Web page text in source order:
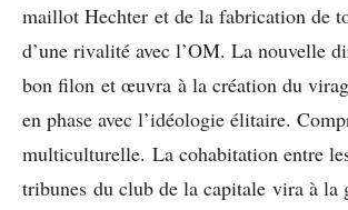
maillot Hechter et de la fabrication de
d’une rivalité avec l’OM. La nouvelle
bon filon et œuvra à la création du
en phase avec l’idéologie élitaire.
multiculturelle. La cohabitation entre
tribunes du club de la capitale vira à la